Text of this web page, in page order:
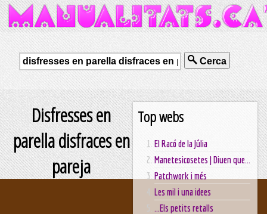
Cerca
Top webs
El Racó de la Júlia
Manetesicosetes | Diuen que...
Patchwork i més
Les mil i una idees
...Els petits retalls
Disfresses en
parella disfraces en
pareja